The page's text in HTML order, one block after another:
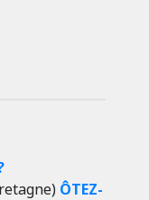
ÔTEZ-